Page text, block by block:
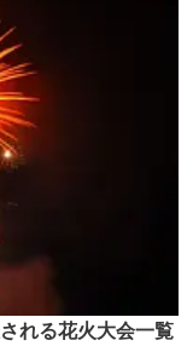
れる花火大会一覧